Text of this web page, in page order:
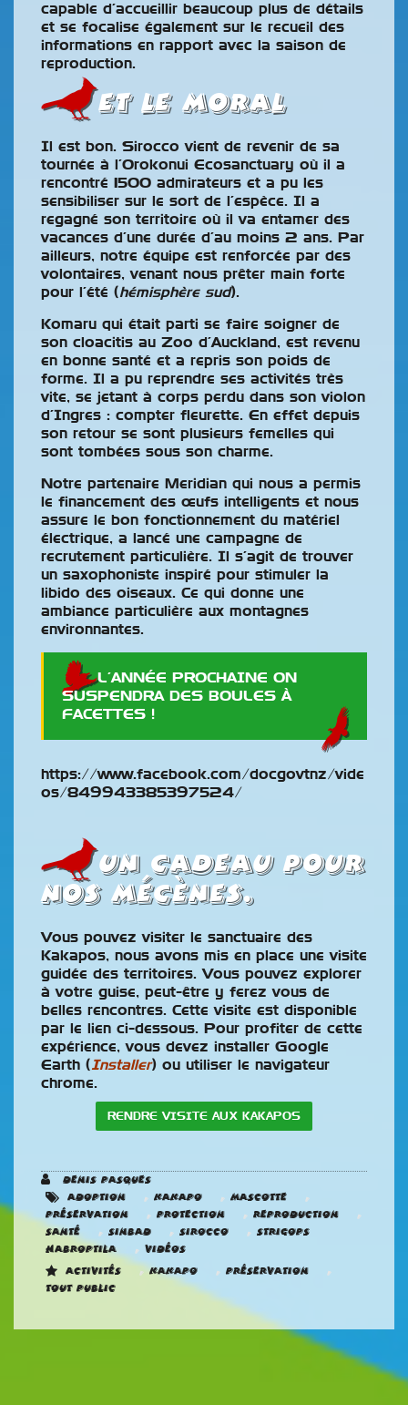
capable d’accueillir beaucoup plus de détails
et se focalise également sur le recueil des
informations en rapport avec la saison de
reproduction.
Et le moral
Il est bon. Sirocco vient de revenir de sa
tournée à l’Orokonui Ecosanctuary où il a
rencontré 1500 admirateurs et a pu les
sensibiliser sur le sort de l’espèce. Il a
regagné son territoire où il va entamer des
vacances d’une durée d’au moins 2 ans. Par
ailleurs, notre équipe est renforcée par des
volontaires, venant nous prêter main forte
pour l’été (hémisphère sud).
Komaru qui était parti se faire soigner de
son cloacitis au Zoo d’Auckland, est revenu
en bonne santé et a repris son poids de
forme. Il a pu reprendre ses activités très
vite, se jetant à corps perdu dans son violon
d’Ingres : compter fleurette. En effet depuis
son retour se sont plusieurs femelles qui
sont tombées sous son charme.
Notre partenaire Meridian qui nous a permis
le financement des œufs intelligents et nous
assure le bon fonctionnement du matériel
électrique, a lancé une campagne de
recrutement particulière. Il s’agit de trouver
un saxophoniste inspiré pour stimuler la
libido des oiseaux. Ce qui donne une
ambiance particulière aux montagnes
environnantes.
L’ANNÉE PROCHAINE ON
SUSPENDRA DES BOULES À
FACETTES !
https://www.facebook.com/docgovtnz/vide
os/849943385397524/
Un cadeau pour
nos mécènes.
Vous pouvez visiter le sanctuaire des
Kakapos, nous avons mis en place une visite
guidée des territoires. Vous pouvez explorer
à votre guise, peut-être y ferez vous de
belles rencontres. Cette visite est disponible
par le lien ci-dessous. Pour profiter de cette
expérience, vous devez installer Google
Earth (Installer) ou utiliser le navigateur
chrome.
RENDRE VISITE AUX KAKAPOS
Denis Pasques
adoption
, Kakapo , Mascotte ,
préservation , Protection , reproduction ,
Santé , Sinbad , Sirocco , Strigops
habroptila
, vidéos
Activités
,Kakapo , Préservation ,
Tout public